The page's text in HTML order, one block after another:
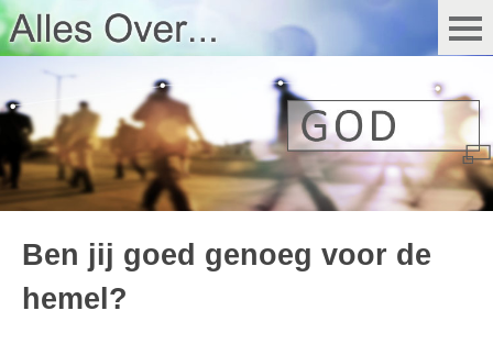
Ben jij goed genoeg voor de
hemel?